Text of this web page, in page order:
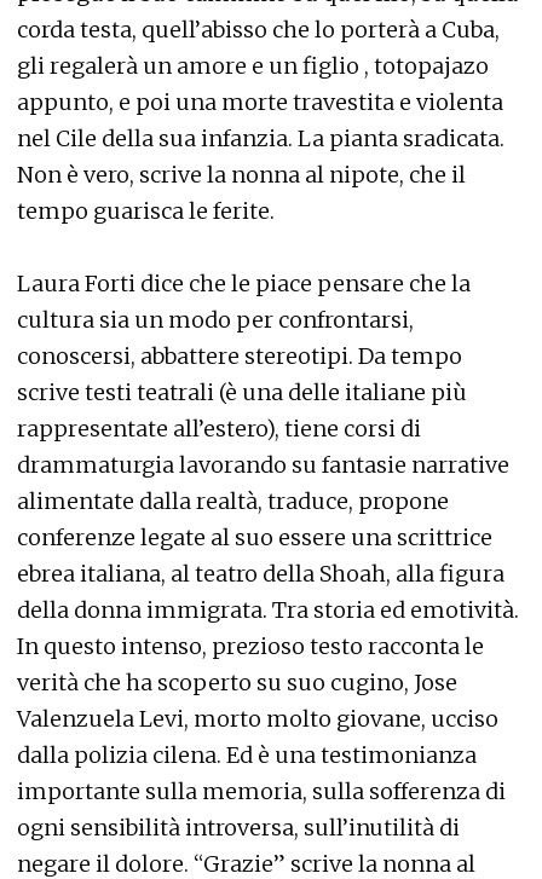
corda testa, quell’abisso che lo porterà a Cuba,
gli regalerà un amore e un figlio , totopajazo
appunto, e poi una morte travestita e violenta
nel Cile della sua infanzia. La pianta sradicata.
Non è vero, scrive la nonna al nipote, che il
tempo guarisca le ferite.
Laura Forti dice che le piace pensare che la
cultura sia un modo per confrontarsi,
conoscersi, abbattere stereotipi. Da tempo
scrive testi teatrali (è una delle italiane più
rappresentate all’estero), tiene corsi di
drammaturgia lavorando su fantasie narrative
alimentate dalla realtà, traduce, propone
conferenze legate al suo essere una scrittrice
ebrea italiana, al teatro della Shoah, alla figura
della donna immigrata. Tra storia ed emotività.
In questo intenso, prezioso testo racconta le
verità che ha scoperto su suo cugino, Jose
Valenzuela Levi, morto molto giovane, ucciso
dalla polizia cilena. Ed è una testimonianza
importante sulla memoria, sulla sofferenza di
ogni sensibilità introversa, sull’inutilità di
negare il dolore. “Grazie” scrive la nonna al